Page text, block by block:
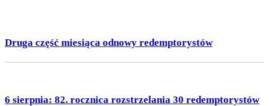
Druga część miesiąca odnowy redemptorystów
6 sierpnia: 82. rocznica rozstrzelania 30 redemptorystów